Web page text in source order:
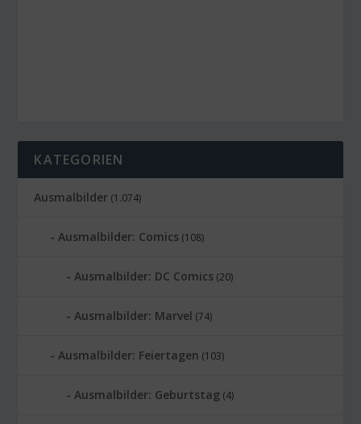
KATEGORIEN
Ausmalbilder (1.074)
Ausmalbilder: Comics (108)
Ausmalbilder: DC Comics (20)
Ausmalbilder: Marvel (74)
Ausmalbilder: Feiertagen (103)
Ausmalbilder: Geburtstag (4)